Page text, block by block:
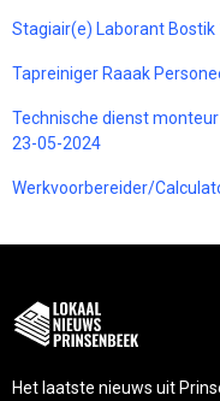
Stagiair(e) Laborant
Tapreiniger Raaak
Technische dienst
23-05-2024
Werkvoorbereider/
Het laatste nieuws uit